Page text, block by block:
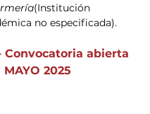
(Institución
no especificada).
Convocatoria abierta
MAYO 2025